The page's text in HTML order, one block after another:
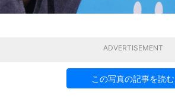
ADVERTISEMENT
この写真の記事を読む